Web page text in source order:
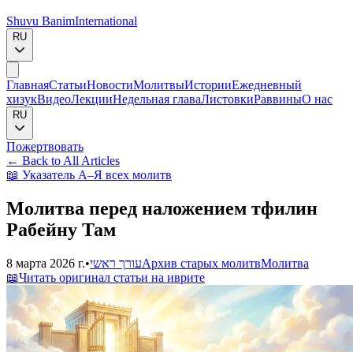
Shuvu BanimInternational
RU
ГлавнаяСтатьиНовостиМолитвыИсторииЕжедневный
хизукВидеоЛекцииНедельная главаЛистовкиРаввиныО нас
RU
Пожертвовать
← Back to All Articles
📖 Указатель А–Я всех молитв
Молитва перед наложением тфилин
Рабейну Там
8 марта 2026 г.•עורך ראשיАрхив старых молитвМолитва
📖Читать оригинал статьи на иврите